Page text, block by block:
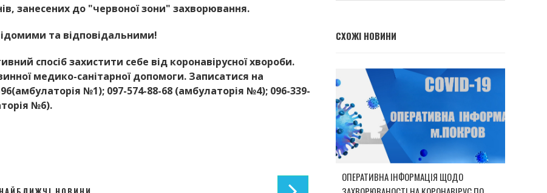
занесених до "червоної зони" захворювання.
та відповідальними!
спосіб захистити себе від коронавірусної хвороби.
медико-санітарної допомоги. Записатися на
№1); 097-574-88-68 (амбулаторія №4); 096-339-
№6).
СХОЖІ НОВИНИ
ОПЕРАТИВНА ІНФОРМАЦІЯ ЩОДО